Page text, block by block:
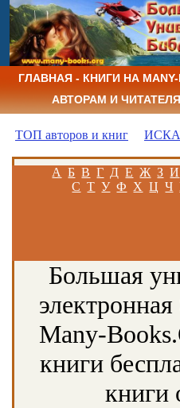
ГЛАВНАЯ - КНИГИ НА MANY-
АВТОРАМ И
ТОП авторов и книг
А Б В Г Д Е Ж З И
С Т У Ф Х Ц Ч
Большая
Many-
книги
книги